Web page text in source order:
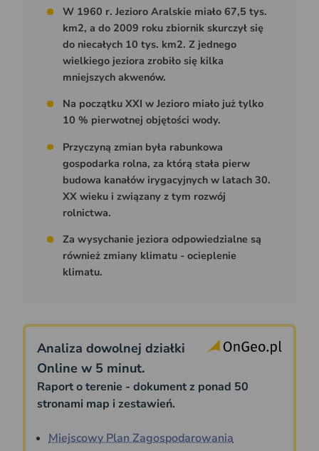
W 1960 r. Jezioro Aralskie miało 67,5 tys.
km2, a do 2009 roku zbiornik skurczył się
do niecałych 10 tys. km2. Z jednego
wielkiego jeziora zrobiło się kilka
mniejszych akwenów.
Na początku XXI w Jezioro miało już tylko
10 % pierwotnej objętości wody.
Przyczyną zmian była rabunkowa
gospodarka rolna, za którą stała pierw
budowa kanałów irygacyjnych w latach 30.
XX wieku i związany z tym rozwój
rolnictwa.
Za wysychanie jeziora odpowiedzialne są
również zmiany klimatu - ocieplenie
klimatu.
Analiza dowolnej działki
Online w 5 minut.
Raport o terenie - dokument z ponad 50
stronami map i zestawień.
Miejscowy Plan Zagospodarowania